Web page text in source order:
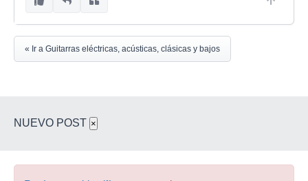
« Ir a Guitarras eléctricas, acústicas, clásicas y bajos
NUEVO POST ×